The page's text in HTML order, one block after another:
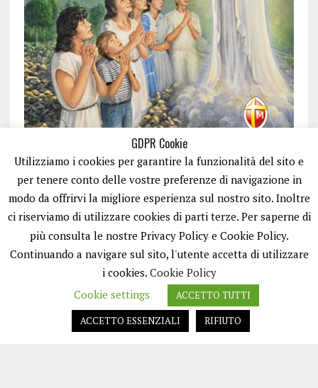
ISCRIVITI
GDPR Cookie
Utilizziamo i cookies per garantire la funzionalità del sito e
per tenere conto delle vostre preferenze di navigazione in
modo da offrirvi la migliore esperienza sul nostro sito. Inoltre
ci riserviamo di utilizzare cookies di parti terze. Per saperne di
più consulta le nostre Privacy Policy e Cookie Policy.
Continuando a navigare sul sito, l'utente accetta di utilizzare
i cookies. Cookie Policy
Cookie settings
ACCETTO TUTTI
ACCETTO ESSENZIALI
RIFIUTO